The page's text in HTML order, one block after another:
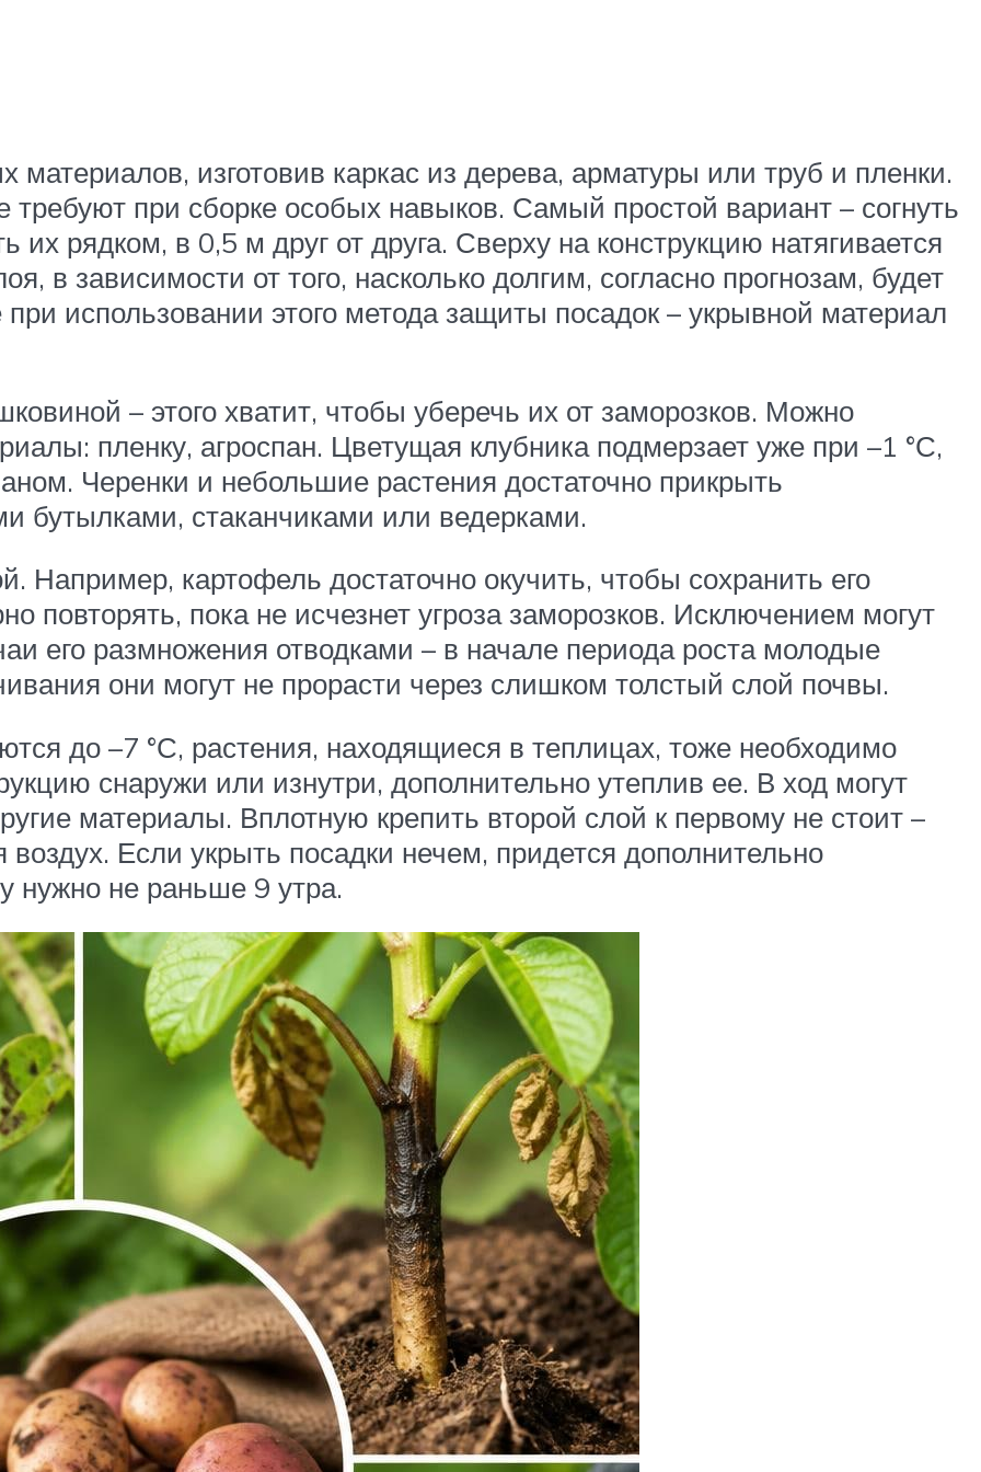
изготовив каркас из дерева, арматуры или труб и пленки.
требуют при сборке особых навыков. Самый простой вариант – согнуть
их рядком, в 0,5 м друг от друга. Сверху на конструкцию натягивается
в зависимости от того, насколько долгим, согласно прогнозам, будет
использовании этого метода защиты посадок – укрывной материал
– этого хватит, чтобы уберечь их от заморозков. Можно
пленку, агроспан. Цветущая клубника подмерзает уже при –1 °С,
Черенки и небольшие растения достаточно прикрыть
бутылками, стаканчиками или ведерками.
Например, картофель достаточно окучить, чтобы сохранить его
повторять, пока не исчезнет угроза заморозков. Исключением могут
его размножения отводками – в начале периода роста молодые
они могут не прорасти через слишком толстый слой почвы.
до –7 °С, растения, находящиеся в теплицах, тоже необходимо
снаружи или изнутри, дополнительно утеплив ее. В ход могут
материалы. Вплотную крепить второй слой к первому не стоит –
Если укрыть посадки нечем, придется дополнительно
нужно не раньше 9 утра.